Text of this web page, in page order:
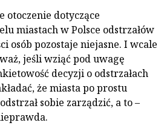
otoczenie dotyczące
miastach w Polsce odstrzałów
osób pozostaje niejasne. I wcale
jeśli wziąć pod uwagę
decyzji o odstrzałach
że miasta po prostu
sobie zarządzić, a to –